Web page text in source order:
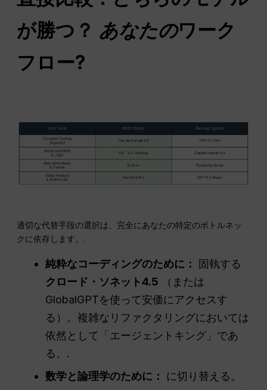
が勝つ？ あなたのワーク
フロー?
適切な代替手段の選択は、完全にあなたの特定のボトルネッ
クに依存します。.
純粋なコーディングのために：
固執する
クロード・ソネット4.5 （または
GlobalGPTを使って安価にアクセスす
る）。複雑なリファクタリングにおいては
依然として「エージェントキング」であ
る。.
数学と論理学のために：
に切り替える。